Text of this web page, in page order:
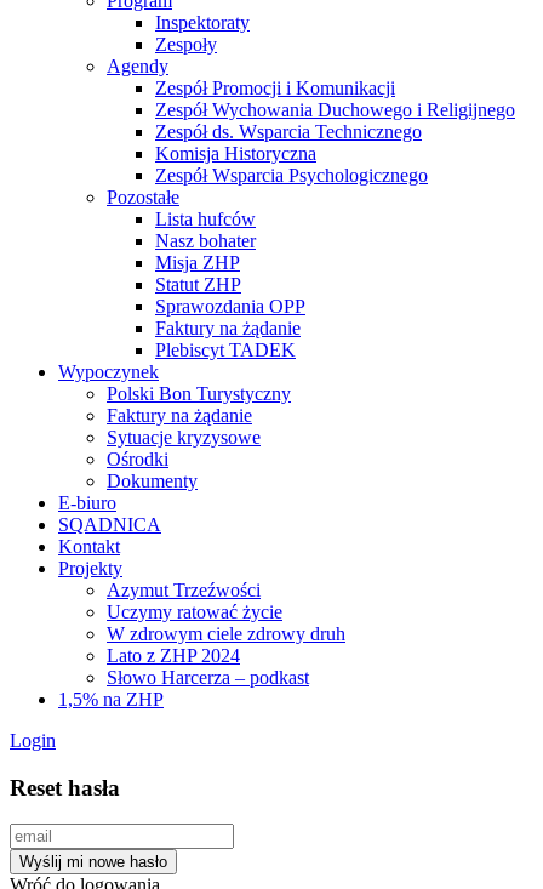
Inspektoraty
Zespoły
Agendy
Zespół Promocji i Komunikacji
Zespół Wychowania Duchowego i Religijnego
Zespół ds. Wsparcia Technicznego
Komisja Historyczna
Zespół Wsparcia Psychologicznego
Pozostałe
Lista hufców
Nasz bohater
Misja ZHP
Statut ZHP
Sprawozdania OPP
Faktury na żądanie
Plebiscyt TADEK
Wypoczynek
Polski Bon Turystyczny
Faktury na żądanie
Sytuacje kryzysowe
Ośrodki
Dokumenty
E-biuro
SQADNICA
Kontakt
Projekty
Azymut Trzeźwości
Uczymy ratować życie
W zdrowym ciele zdrowy druh
Lato z ZHP 2024
Słowo Harcerza – podkast
1,5% na ZHP
Login
Reset hasła